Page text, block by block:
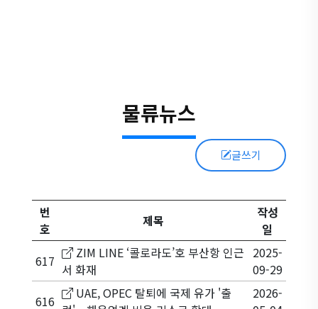
물류뉴스
글쓰기
번
호
제목
작성
일
617
ZIM LINE ‘콜로라도’호 부산항 인근
서 화재
2025-
09-29
616
UAE, OPEC 탈퇴에 국제 유가 '출
2026-